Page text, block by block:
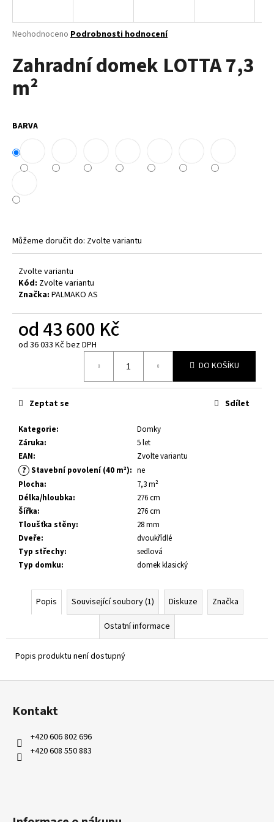
Průměrné
produktu
je
z
Neohodnoceno Podrobnosti hodnocení
Zahradní domek LOTTA 7,3
m²
BARVA
Můžeme doručit do: Zvolte variantu
Zvolte variantu
Kód: Zvolte variantu
Značka: PALMAKO AS
od43 600 Kč
od 36 033 Kčbez DPH
DO KOŠÍKU
Kategorie:
Domky
Záruka:
5 let
EAN: Zvolte variantu
? Stavební povolení (40 m²): ne
Plocha:
7,3 m²
Délka/hloubka:
276 cm
Šířka:
276 cm
Tloušťka stěny:
28 mm
Dveře:
dvoukřídlé
Typ střechy:
sedlová
Typ domku: domek klasický
Zeptat se Sdílet
Popis Související soubory (1) Diskuze
Značka
Ostatní informace
Popis produktu není dostupný
j
t
?
HLEDAT
D
o
o
r
e
m
e
HŘIŠTĚ
JESPER
200
Kč
Z
Kontakt
+420 606 802 696
+420 608 550 883